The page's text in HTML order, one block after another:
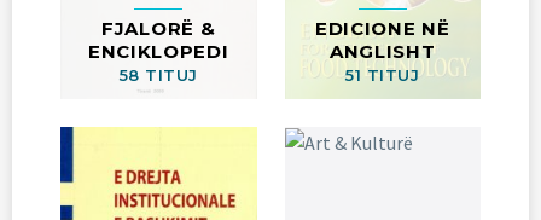
FJALORË &
ENCIKLOPEDI
58 TITUJ
EDICIONE NË
ANGLISHT
51 TITUJ